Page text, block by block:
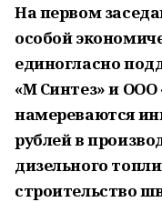
На первом
особой
единогласно
«М Синтез» и
намереваются
рублей в
дизельного
строительство